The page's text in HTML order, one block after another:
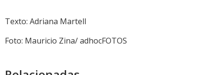
Texto: Adriana Martell
Foto: Mauricio Zina/ adhocFOTOS